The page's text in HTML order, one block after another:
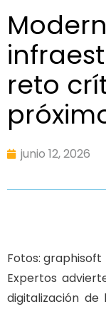
reto
junio 12, 2026
Fotos: graphisoft
Expertos
digitalización